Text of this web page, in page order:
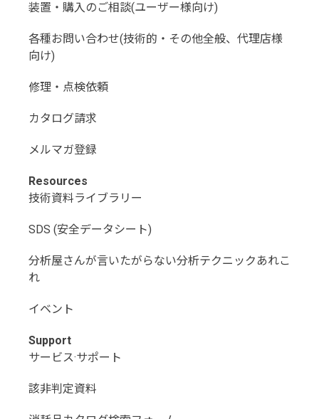
装置・購入のご相談(ユーザー様向け)
各種お問い合わせ(技術的・その他全般、代理店様
向け)
修理・点検依頼
カタログ請求
メルマガ登録
Resources
技術資料ライブラリー
SDS (安全データシート)
分析屋さんが言いたがらない分析テクニックあれこ
れ
イベント
Support
サービス·サポート
該非判定資料